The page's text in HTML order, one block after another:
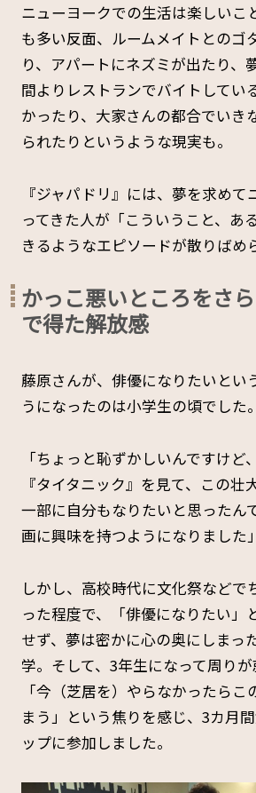
ニューヨークでの生活は楽しいこ
も多い反面、ルームメイトとのゴ
り、アパートにネズミが出たり、
間よりレストランでバイトしてい
かったり、大家さんの都合でいき
られたりというような現実も。
『ジャパドリ』には、夢を求めて
ってきた人が「こういうこと、あ
きるようなエピソードが散りばめ
かっこ悪いところをさ
で得た解放感
藤原さんが、俳優になりたいとい
うになったのは小学生の頃でした。
「ちょっと恥ずかしいんですけど
『タイタニック』を見て、この壮
一部に自分もなりたいと思ったん
画に興味を持つようになりました」
しかし、高校時代に文化祭などで
った程度で、「俳優になりたい」
せず、夢は密かに心の奥にしまっ
学。そして、3年生になって周りが
「今（芝居を）やらなかったらこ
まう」という焦りを感じ、3カ月
ップに参加しました。